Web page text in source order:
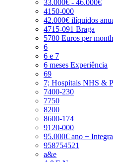
33.000€ - 46.000€
4150-000
42.000€ ilíquidos
4715-091 Braga
5780 Euros per month
6
6 e 7
6 meses Experiência
69
7; Hospitais NHS &
7400-230
7750
8200
8600-174
9120-000
95.000€ ano +
958754521
a&e